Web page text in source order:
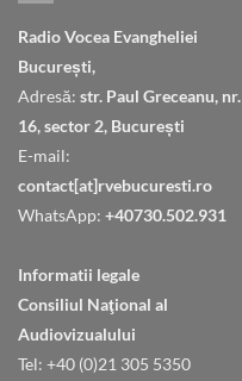
Radio Vocea Evangheliei
București,
Adresă: str. Paul Greceanu, nr.
16, sector 2, București
E-mail:
contact[at]rvebucuresti.ro
WhatsApp: +40730.502.931
Informatii legale
Consiliul Naţional al
Audiovizualului
Tel: +40 (0)21 305 5350